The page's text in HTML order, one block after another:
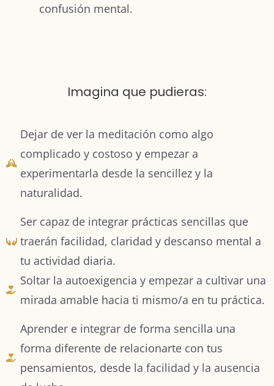
confusión mental.
Imagina que pudieras:
Dejar de ver la meditación como algo
complicado y costoso y empezar a
experimentarla desde la sencillez y la
naturalidad.
Ser capaz de integrar prácticas sencillas que
traerán facilidad, claridad y descanso mental a
tu actividad diaria.
Soltar la autoexigencia y empezar a cultivar una
mirada amable hacia ti mismo/a en tu práctica.
Aprender e integrar de forma sencilla una
forma diferente de relacionarte con tus
pensamientos, desde la facilidad y la ausencia